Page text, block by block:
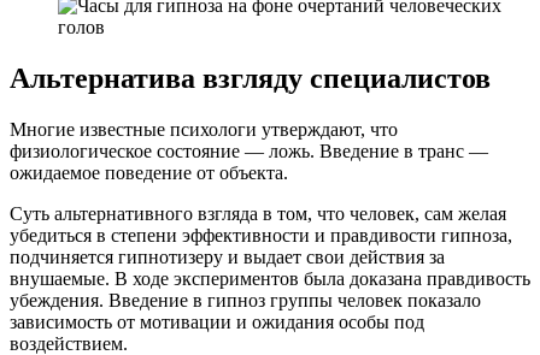
Альтернатива взгляду специалистов
Многие известные психологи утверждают, что
физиологическое состояние — ложь. Введение в транс —
ожидаемое поведение от объекта.
Суть альтернативного взгляда в том, что человек, сам желая
убедиться в степени эффективности и правдивости гипноза,
подчиняется гипнотизеру и выдает свои действия за
внушаемые. В ходе экспериментов была доказана правдивость
убеждения. Введение в гипноз группы человек показало
зависимость от мотивации и ожидания особы под
воздействием.